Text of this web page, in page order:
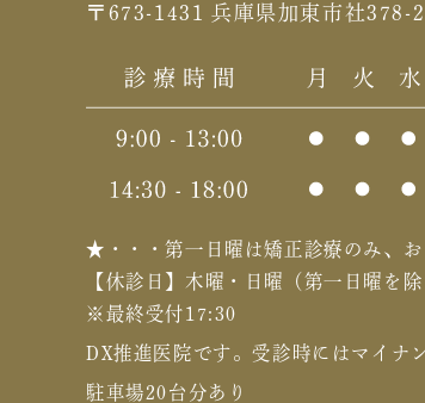
〒673-1431 兵庫県加東市社378-
★・・・第一日曜は矯正診療のみ、
【休診日】木曜・日曜（第一日曜を
※最終受付17:30
DX推進医院です。受診時にはマイナ
駐車場20台分あり